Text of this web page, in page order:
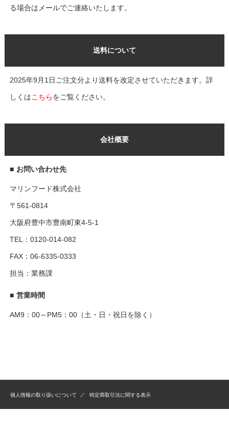
る場合はメールでご連絡いたします。
会社概要
■ お問い合わせ先
マリンフード株式会社
〒561-0814
大阪府豊中市豊南町東4-5-1
TEL：0120-014-082
FAX：06-6335-0333
担当：業務課
■ 営業時間
AM9：00～PM5：00（土・日・祝日を除く）
送料について
2025年9月1日ご注文分より送料を改定させていただきます。詳
しくはこちらをご覧ください。
個人情報の取り扱いについて 特定商取引法に関する表示